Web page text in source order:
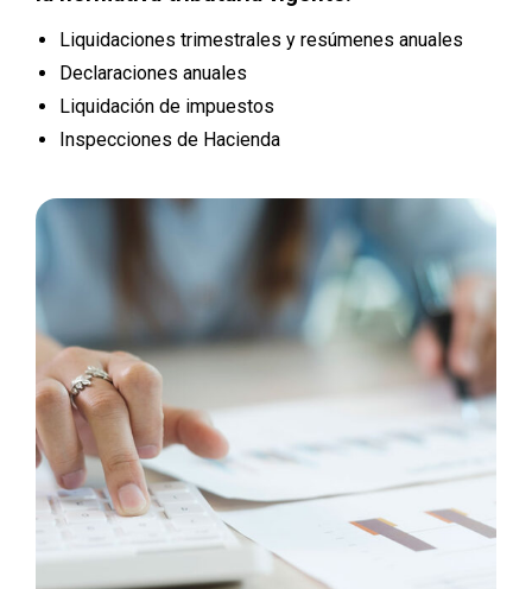
Liquidaciones trimestrales y resúmenes anuales
Declaraciones anuales
Liquidación de impuestos
Inspecciones de Hacienda